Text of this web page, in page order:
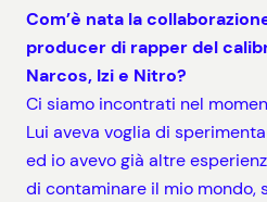
Com’è nata la
producer di rapper del
Narcos, Izi e Nitro?
Ci siamo incontrati nel
Lui aveva voglia di
ed io avevo già altre
di contaminare il mio mondo,